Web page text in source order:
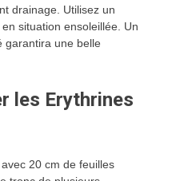
drainage. Utilisez un
situation ensoleillée. Un
garantira une belle
les Erythrines
20 cm de feuilles